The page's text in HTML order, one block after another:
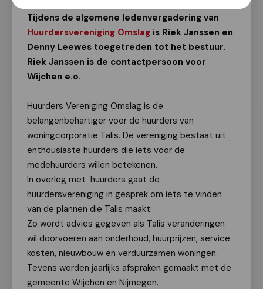
Tijdens de algemene ledenvergadering van
Huurdersvereniging Omslag is Riek Janssen en
Denny Leewes toegetreden tot het bestuur.
Riek Janssen is de contactpersoon voor
Wijchen e.o.
Huurders Vereniging Omslag is de
belangenbehartiger voor de huurders van
woningcorporatie Talis. De vereniging bestaat uit
enthousiaste huurders die iets voor de
medehuurders willen betekenen.
In overleg met huurders gaat de
huurdersvereniging in gesprek om iets te vinden
van de plannen die Talis maakt.
Zo wordt advies gegeven als Talis veranderingen
wil doorvoeren aan onderhoud, huurprijzen, service
kosten, nieuwbouw en verduurzamen woningen.
Tevens worden jaarlijks afspraken gemaakt met de
gemeente Wijchen en Nijmegen.